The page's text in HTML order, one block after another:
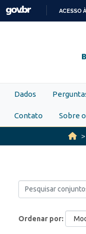
Skip to main content
ACESSO
Dados
Contato Sobre
Ordenar por